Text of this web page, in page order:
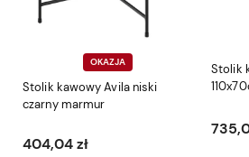
OKAZJA
Stolik kawowy Avila niski
czarny marmur
404,04 zł
Stolik